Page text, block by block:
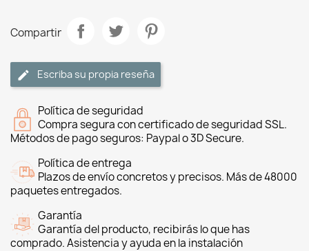
Compartir
Escriba su propia reseña
Política de seguridad
Compra segura con certificado de seguridad SSL.
Métodos de pago seguros: Paypal o 3D Secure.
Política de entrega
Plazos de envío concretos y precisos. Más de 48000
paquetes entregados.
Garantía
Garantía del producto, recibirás lo que has
comprado. Asistencia y ayuda en la instalación